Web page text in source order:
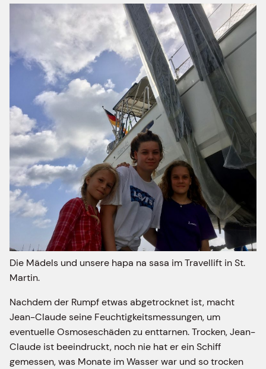
Die Mädels und unsere hapa na sasa im Travellift in St.
Martin.
Nachdem der Rumpf etwas abgetrocknet ist, macht
Jean-Claude seine Feuchtigkeitsmessungen, um
eventuelle Osmoseschäden zu enttarnen. Trocken, Jean-
Claude ist beeindruckt, noch nie hat er ein Schiff
gemessen, was Monate im Wasser war und so trocken